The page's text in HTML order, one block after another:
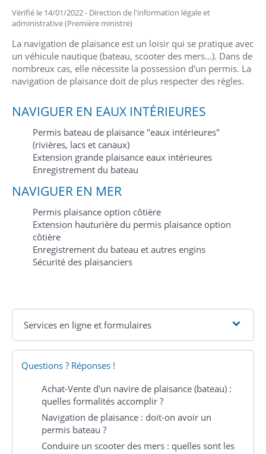
Vérifié le 14/01/2022 - Direction de l'information légale et
administrative (Première ministre)
La navigation de plaisance est un loisir qui se pratique avec
un véhicule nautique (bateau, scooter des mers...). Dans de
nombreux cas, elle nécessite la possession d'un permis. La
navigation de plaisance doit de plus respecter des règles.
NAVIGUER EN EAUX INTÉRIEURES
Permis bateau de plaisance "eaux intérieures"
(rivières, lacs et canaux)
Extension grande plaisance eaux intérieures
Enregistrement du bateau
NAVIGUER EN MER
Permis plaisance option côtière
Extension hauturière du permis plaisance option
côtière
Enregistrement du bateau et autres engins
Sécurité des plaisanciers
Services en ligne et formulaires
Questions ? Réponses !
Achat-Vente d'un navire de plaisance (bateau) :
quelles formalités accomplir ?
Navigation de plaisance : doit-on avoir un
permis bateau ?
Conduire un scooter des mers : quelles sont les